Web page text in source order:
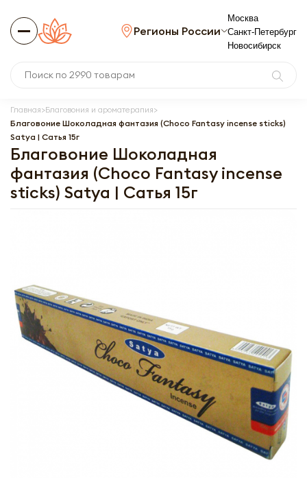
Регионы России
Москва
Санкт-Петербург
Новосибирск
Главная Благовония и ароматерапия
Благовоние Шоколадная фантазия (Choco Fantasy incense sticks)
Satya | Сатья 15г
Благовоние Шоколадная
фантазия (Choco Fantasy incense
sticks) Satya | Сатья 15г